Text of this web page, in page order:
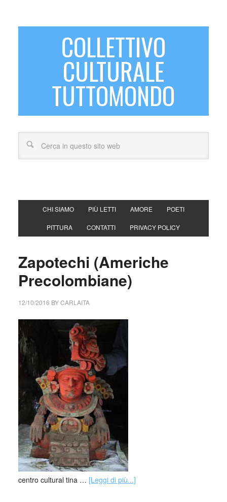
COLLETTIVO
CULTURALE
TUTTOMONDO
CHI SIAMO PIÙ LETTI AMORE POETI
PITTURA CONTATTI PRIVACY POLICY
Zapotechi (Americhe
Precolombiane)
12/10/2016 BYCARLAITA
centro cultural tina … [Leggi di più...]